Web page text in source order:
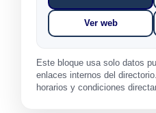
Ver web
Este bloque usa solo datos
enlaces internos del
horarios y condiciones